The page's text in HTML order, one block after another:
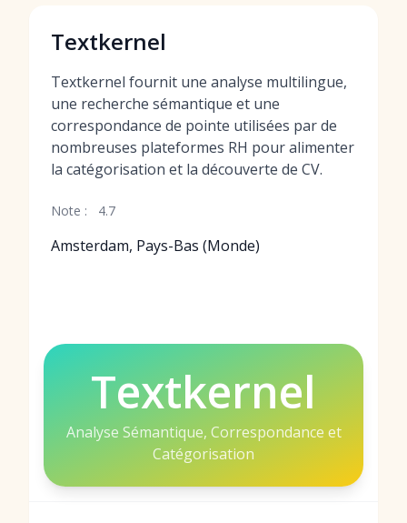
Textkernel
Textkernel fournit une analyse multilingue,
une recherche sémantique et une
correspondance de pointe utilisées par de
nombreuses plateformes RH pour alimenter
la catégorisation et la découverte de CV.
Note : 4.7
Amsterdam, Pays-Bas (Monde)
Textkernel
Analyse Sémantique, Correspondance et
Catégorisation